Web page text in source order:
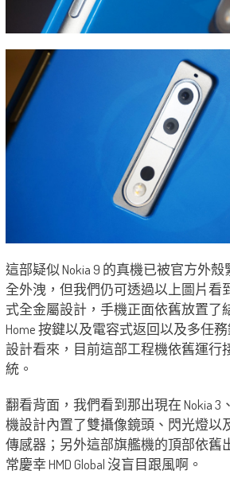
這部疑似 Nokia 9 的真機已被官方外
全外洩，但我們仍可透過以上圖片看
式全金屬設計，手機正面依舊放置了
Home 按鍵以及電容式返回以及多任
設計看來，目前這部工程機依舊運行
統。
翻看背面，我們看到那出現在 Nokia 3
機設計內置了雙攝像鏡頭、閃光燈以
傳感器；另外這部旗艦機的頂部依舊
常慶幸 HMD Global 沒盲目跟風啊。